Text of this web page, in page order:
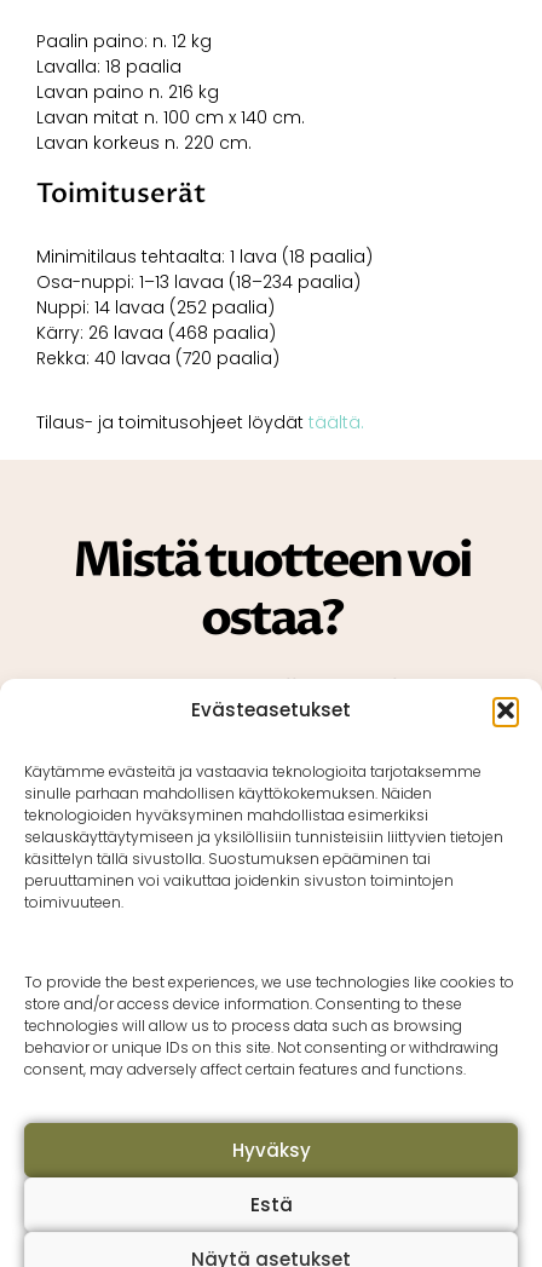
Evästeasetukset
Käytämme evästeitä ja vastaavia teknologioita tarjotaksemme
sinulle parhaan mahdollisen käyttökokemuksen. Näiden
teknologioiden hyväksyminen mahdollistaa esimerkiksi
selauskäyttäytymiseen ja yksilöllisiin tunnisteisiin liittyvien tietojen
käsittelyn tällä sivustolla. Suostumuksen epääminen tai
peruuttaminen voi vaikuttaa joidenkin sivuston toimintojen
toimivuuteen.
To provide the best experiences, we use technologies like cookies to
store and/or access device information. Consenting to these
technologies will allow us to process data such as browsing
behavior or unique IDs on this site. Not consenting or withdrawing
consent, may adversely affect certain features and functions.
Hyväksy
Estä
Näytä asetukset
Paalin paino: n. 12 kg
Lavalla: 18 paalia
Lavan paino n. 216 kg
Lavan mitat n. 100 cm x 140 cm.
Lavan korkeus n. 220 cm.
Toimituserät
Minimitilaus tehtaalta: 1 lava (18 paalia)
Osa-nuppi: 1–13 lavaa (18–234 paalia)
Nuppi: 14 lavaa (252 paalia)
Kärry: 26 lavaa (468 paalia)
Rekka: 40 lavaa (720 paalia)
Tilaus- ja toimitusohjeet löydät täältä.
Mistä tuotteen voi
ostaa?
Tuotetta voit ostaa jälleenmyyjiltämme,
kuten maatalouskaupoista ja
Lavoittain: Jälleenmyyjiltä tai tehtaalta.
Yksittäispakkauksina: Jälleenmyyjiltä
KYSY TARJOUS TEHTAALTA
Puulaaksontie 25 A
Finland